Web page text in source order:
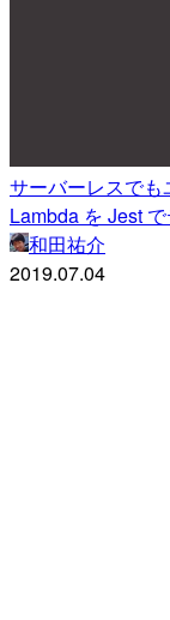
サーバーレスでも
Lambda を Jest
和田祐介
2019.07.04